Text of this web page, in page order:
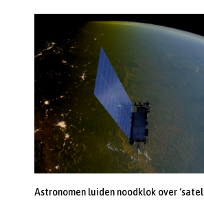
Astronomen luiden noodklok over